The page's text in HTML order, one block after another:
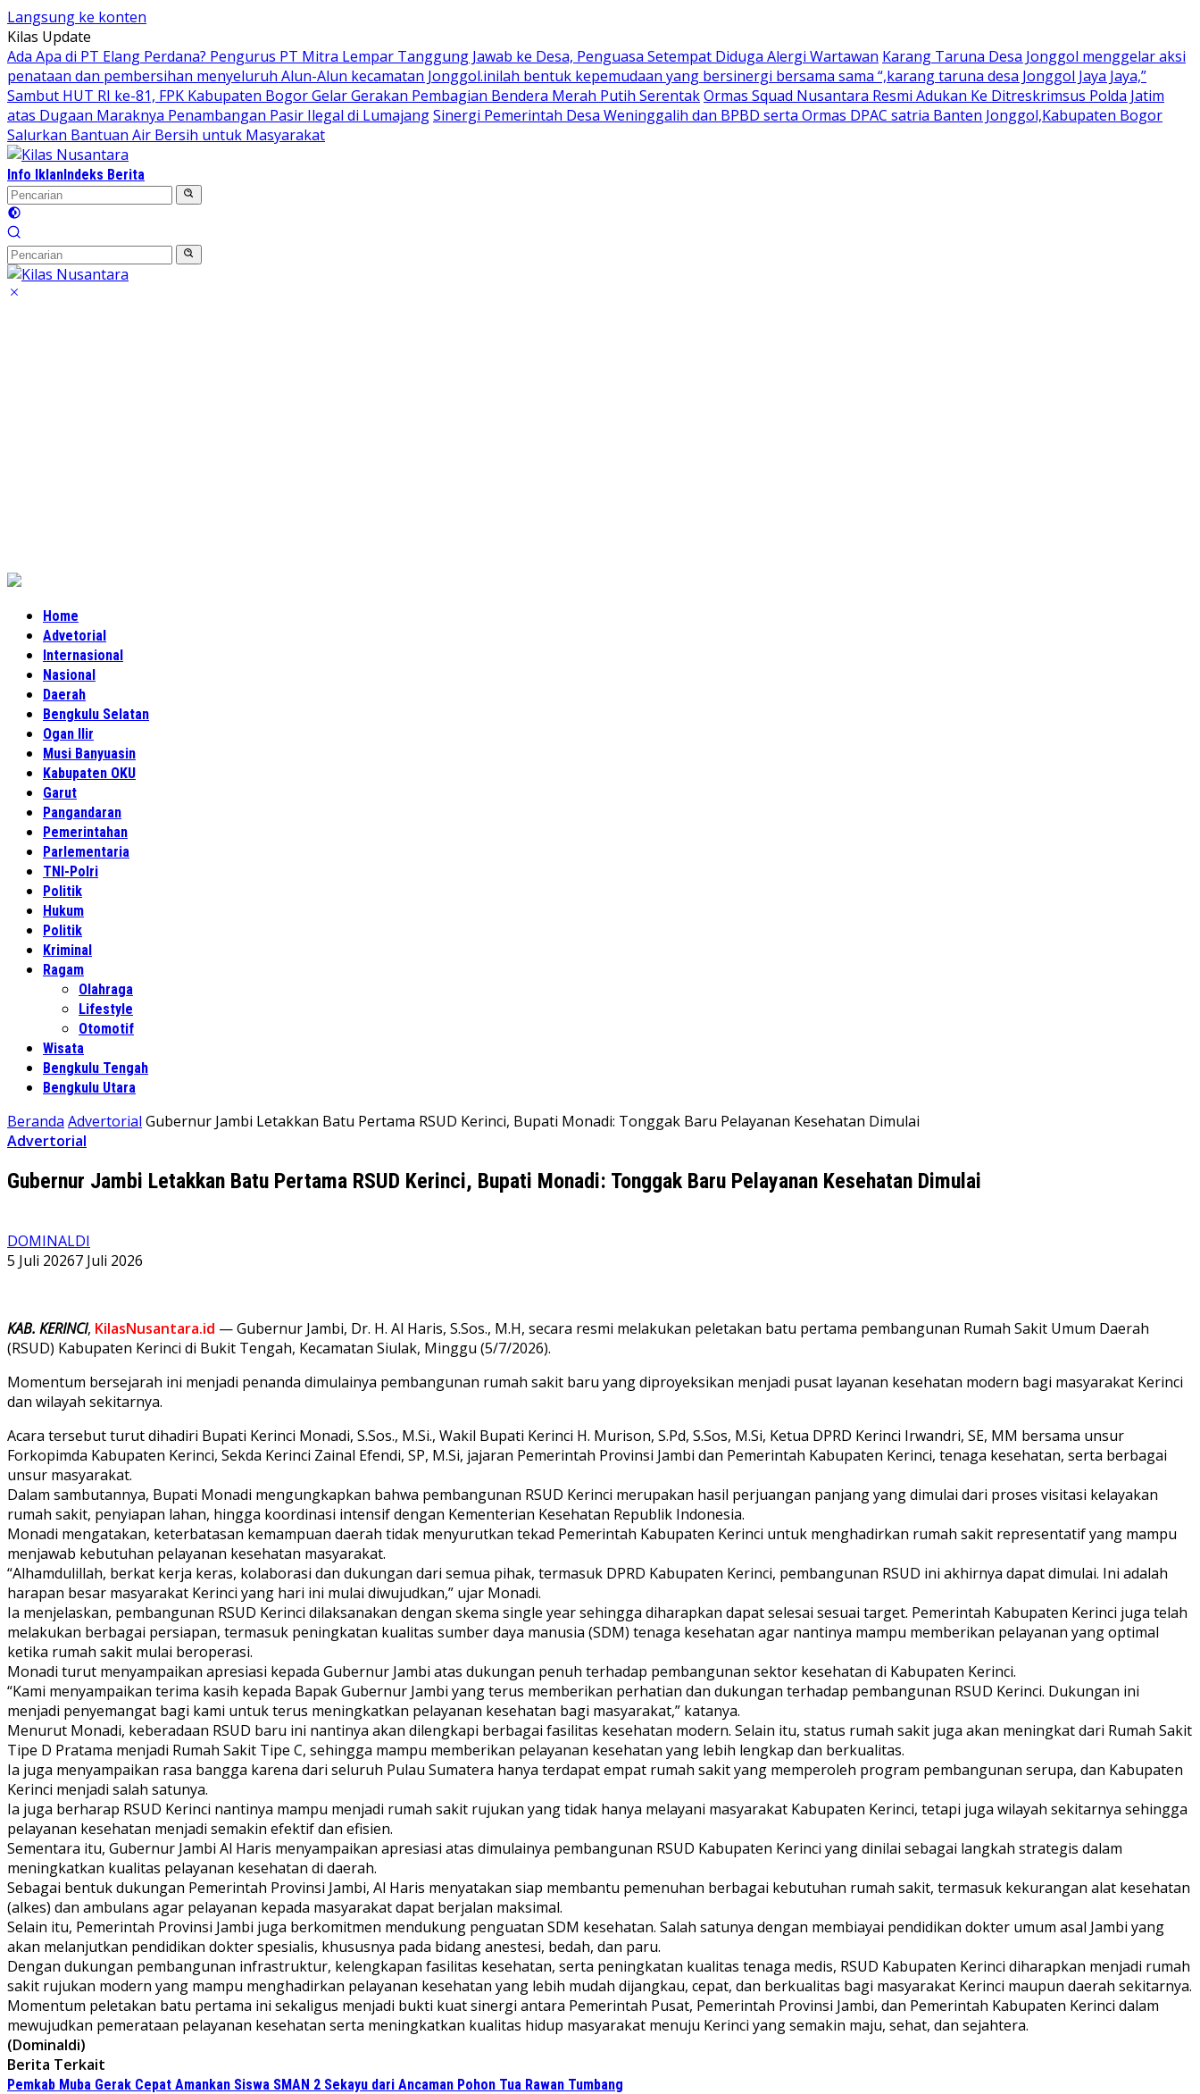
Langsung ke konten
Kilas Update
Ada Apa di PT Elang Perdana? Pengurus PT Mitra Lempar Tanggung Jawab ke Desa, Penguasa Setempat Diduga Alergi Wartawan Karang Taruna Desa Jonggol menggelar aksi
penataan dan pembersihan menyeluruh Alun-Alun kecamatan Jonggol.inilah bentuk kepemudaan yang bersinergi bersama sama “,karang taruna desa Jonggol Jaya Jaya,”
Sambut HUT RI ke-81, FPK Kabupaten Bogor Gelar Gerakan Pembagian Bendera Merah Putih SerentakOrmas Squad Nusantara Resmi Adukan Ke Ditreskrimsus Polda Jatim
atas Dugaan Maraknya Penambangan Pasir Ilegal di LumajangSinergi Pemerintah Desa Weninggalih dan BPBD serta Ormas DPAC satria Banten Jonggol,Kabupaten Bogor
Salurkan Bantuan Air Bersih untuk Masyarakat
Info IklanIndeks Berita
Home
Advetorial
Internasional
Nasional
Daerah
Bengkulu Selatan
Ogan Ilir
Musi Banyuasin
Kabupaten OKU
Garut
Pangandaran
Pemerintahan
Parlementaria
TNI-Polri
Politik
Hukum
Politik
Kriminal
Ragam
Olahraga
Lifestyle
Otomotif
Wisata
Bengkulu Tengah
Bengkulu Utara
Beranda Advertorial Gubernur Jambi Letakkan Batu Pertama RSUD Kerinci, Bupati Monadi: Tonggak Baru Pelayanan Kesehatan Dimulai
Advertorial
Gubernur Jambi Letakkan Batu Pertama RSUD Kerinci, Bupati Monadi: Tonggak Baru Pelayanan Kesehatan Dimulai
DOMINALDI
5 Juli 20267 Juli 2026
KAB. KERINCI, KilasNusantara.id — Gubernur Jambi, Dr. H. Al Haris, S.Sos., M.H, secara resmi melakukan peletakan batu pertama pembangunan Rumah Sakit Umum Daerah
(RSUD) Kabupaten Kerinci di Bukit Tengah, Kecamatan Siulak, Minggu (5/7/2026).
Momentum bersejarah ini menjadi penanda dimulainya pembangunan rumah sakit baru yang diproyeksikan menjadi pusat layanan kesehatan modern bagi masyarakat Kerinci
dan wilayah sekitarnya.
Acara tersebut turut dihadiri Bupati Kerinci Monadi, S.Sos., M.Si., Wakil Bupati Kerinci H. Murison, S.Pd, S.Sos, M.Si, Ketua DPRD Kerinci Irwandri, SE, MM bersama unsur
Forkopimda Kabupaten Kerinci, Sekda Kerinci Zainal Efendi, SP, M.Si, jajaran Pemerintah Provinsi Jambi dan Pemerintah Kabupaten Kerinci, tenaga kesehatan, serta berbagai
unsur masyarakat.
Dalam sambutannya, Bupati Monadi mengungkapkan bahwa pembangunan RSUD Kerinci merupakan hasil perjuangan panjang yang dimulai dari proses visitasi kelayakan
rumah sakit, penyiapan lahan, hingga koordinasi intensif dengan Kementerian Kesehatan Republik Indonesia.
Monadi mengatakan, keterbatasan kemampuan daerah tidak menyurutkan tekad Pemerintah Kabupaten Kerinci untuk menghadirkan rumah sakit representatif yang mampu
menjawab kebutuhan pelayanan kesehatan masyarakat.
“Alhamdulillah, berkat kerja keras, kolaborasi dan dukungan dari semua pihak, termasuk DPRD Kabupaten Kerinci, pembangunan RSUD ini akhirnya dapat dimulai. Ini adalah
harapan besar masyarakat Kerinci yang hari ini mulai diwujudkan,” ujar Monadi.
Ia menjelaskan, pembangunan RSUD Kerinci dilaksanakan dengan skema single year sehingga diharapkan dapat selesai sesuai target. Pemerintah Kabupaten Kerinci juga telah
melakukan berbagai persiapan, termasuk peningkatan kualitas sumber daya manusia (SDM) tenaga kesehatan agar nantinya mampu memberikan pelayanan yang optimal
ketika rumah sakit mulai beroperasi.
Monadi turut menyampaikan apresiasi kepada Gubernur Jambi atas dukungan penuh terhadap pembangunan sektor kesehatan di Kabupaten Kerinci.
“Kami menyampaikan terima kasih kepada Bapak Gubernur Jambi yang terus memberikan perhatian dan dukungan terhadap pembangunan RSUD Kerinci. Dukungan ini
menjadi penyemangat bagi kami untuk terus meningkatkan pelayanan kesehatan bagi masyarakat,” katanya.
Menurut Monadi, keberadaan RSUD baru ini nantinya akan dilengkapi berbagai fasilitas kesehatan modern. Selain itu, status rumah sakit juga akan meningkat dari Rumah Sakit
Tipe D Pratama menjadi Rumah Sakit Tipe C, sehingga mampu memberikan pelayanan kesehatan yang lebih lengkap dan berkualitas.
Ia juga menyampaikan rasa bangga karena dari seluruh Pulau Sumatera hanya terdapat empat rumah sakit yang memperoleh program pembangunan serupa, dan Kabupaten
Kerinci menjadi salah satunya.
Ia juga berharap RSUD Kerinci nantinya mampu menjadi rumah sakit rujukan yang tidak hanya melayani masyarakat Kabupaten Kerinci, tetapi juga wilayah sekitarnya sehingga
pelayanan kesehatan menjadi semakin efektif dan efisien.
Sementara itu, Gubernur Jambi Al Haris menyampaikan apresiasi atas dimulainya pembangunan RSUD Kabupaten Kerinci yang dinilai sebagai langkah strategis dalam
meningkatkan kualitas pelayanan kesehatan di daerah.
Sebagai bentuk dukungan Pemerintah Provinsi Jambi, Al Haris menyatakan siap membantu pemenuhan berbagai kebutuhan rumah sakit, termasuk kekurangan alat kesehatan
(alkes) dan ambulans agar pelayanan kepada masyarakat dapat berjalan maksimal.
Selain itu, Pemerintah Provinsi Jambi juga berkomitmen mendukung penguatan SDM kesehatan. Salah satunya dengan membiayai pendidikan dokter umum asal Jambi yang
akan melanjutkan pendidikan dokter spesialis, khususnya pada bidang anestesi, bedah, dan paru.
Dengan dukungan pembangunan infrastruktur, kelengkapan fasilitas kesehatan, serta peningkatan kualitas tenaga medis, RSUD Kabupaten Kerinci diharapkan menjadi rumah
sakit rujukan modern yang mampu menghadirkan pelayanan kesehatan yang lebih mudah dijangkau, cepat, dan berkualitas bagi masyarakat Kerinci maupun daerah sekitarnya.
Momentum peletakan batu pertama ini sekaligus menjadi bukti kuat sinergi antara Pemerintah Pusat, Pemerintah Provinsi Jambi, dan Pemerintah Kabupaten Kerinci dalam
mewujudkan pemerataan pelayanan kesehatan serta meningkatkan kualitas hidup masyarakat menuju Kerinci yang semakin maju, sehat, dan sejahtera.
(Dominaldi)
Berita Terkait
Pemkab Muba Gerak Cepat Amankan Siswa SMAN 2 Sekayu dari Ancaman Pohon Tua Rawan Tumbang